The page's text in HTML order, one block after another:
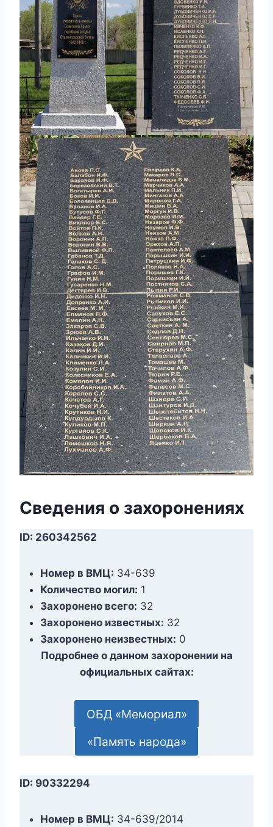
Сведения о захоронениях
ID: 260342562
Номер в ВМЦ: 34-639
Количество могил: 1
Захоронено всего: 32
Захоронено известных: 32
Захоронено неизвестных: 0
Подробнее о данном захоронении на
официальных сайтах:
ОБД «Мемориал»
«Память народа»
ID: 90332294
Номер в ВМЦ: 34-639/2014